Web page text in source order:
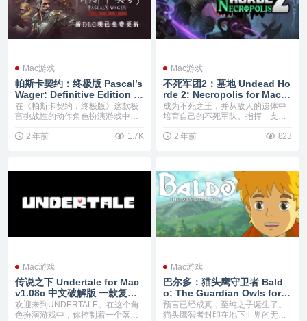
Mac游戏
帕斯卡契约：终极版 Pascal’s
Wager: Definitive Edition fo
r Mac v1.0.101 中文破解版
黑暗奇幻风格的动作RPG
在《帕斯卡契约：终极版》这款极
富挑战性的动作角色扮演游戏中，
2 年前
1.7K
Mac游戏
不死军团2：墓地 Undead Ho
rde 2: Necropolis for Mac v
1.2.2 中文原生 有着RPG、战
略以及砍杀要素的死灵法术动
成为不死之王，并从敌人的遗体中
培育自己的不死军队。指挥一支不
2 年前
823
Mac游戏
传说之下 Undertale for Mac
v1.08c 中文破解版 一款复古R
PG音乐游戏
欢迎来到UNDERTALE。在这个角
色扮演游戏中，你控制着一个落入
Mac游戏
巴尔多：猫头鹰守卫者 Bald
o: The Guardian Owls for M
ac 1.3.0 中文破解版 IGN评测
4分游戏
预言已经成真，至纯之子诞生了。
猫头鹰智者封印在地下世界的无心